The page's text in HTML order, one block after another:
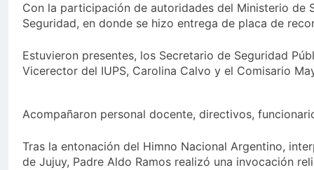
Con la participación de autoridades del Ministerio de
Seguridad, en donde se hizo entrega de placa de
Estuvieron presentes, los Secretario de Seguridad
Vicerector del IUPS, Carolina Calvo y el Comisario
Acompañaron personal docente, directivos,
Tras la entonación del Himno Nacional Argentino,
de Jujuy, Padre Aldo Ramos realizó una invocación